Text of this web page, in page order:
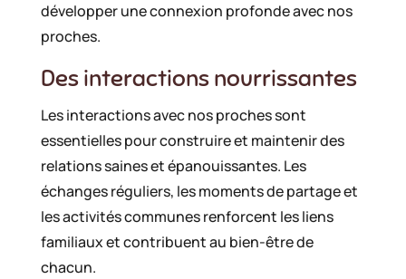
développer une connexion profonde avec nos
proches.
Des interactions nourrissantes
Les interactions avec nos proches sont
essentielles pour construire et maintenir des
relations saines et épanouissantes. Les
échanges réguliers, les moments de partage et
les activités communes renforcent les liens
familiaux et contribuent au bien-être de
chacun.